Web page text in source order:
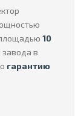
10
завода в
гарантию